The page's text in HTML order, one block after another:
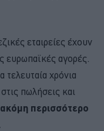
εταιρείες έχουν
ευρωπαϊκές αγορές.
τελευταία χρόνια
πωλήσεις και
περισσότερο